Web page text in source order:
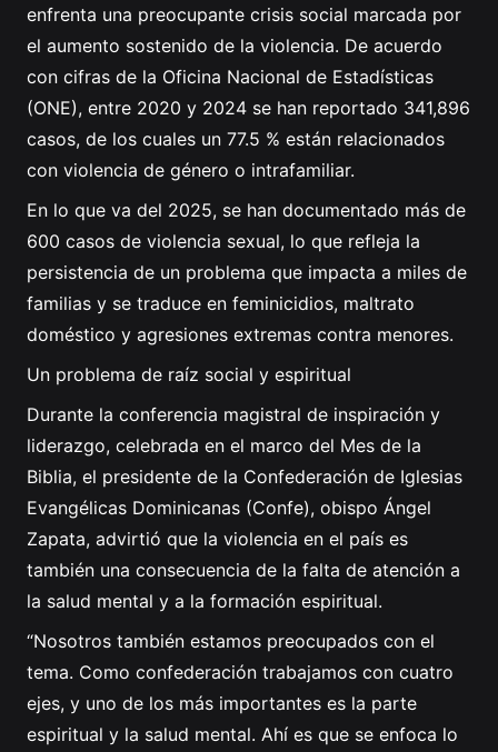
enfrenta una preocupante crisis social marcada por
el aumento sostenido de la violencia. De acuerdo
con cifras de la Oficina Nacional de Estadísticas
(ONE), entre 2020 y 2024 se han reportado 341,896
casos, de los cuales un 77.5 % están relacionados
con violencia de género o intrafamiliar.
En lo que va del 2025, se han documentado más de
600 casos de violencia sexual, lo que refleja la
persistencia de un problema que impacta a miles de
familias y se traduce en feminicidios, maltrato
doméstico y agresiones extremas contra menores.
Un problema de raíz social y espiritual
Durante la conferencia magistral de inspiración y
liderazgo, celebrada en el marco del Mes de la
Biblia, el presidente de la Confederación de Iglesias
Evangélicas Dominicanas (Confe), obispo Ángel
Zapata, advirtió que la violencia en el país es
también una consecuencia de la falta de atención a
la salud mental y a la formación espiritual.
“Nosotros también estamos preocupados con el
tema. Como confederación trabajamos con cuatro
ejes, y uno de los más importantes es la parte
espiritual y la salud mental. Ahí es que se enfoca lo